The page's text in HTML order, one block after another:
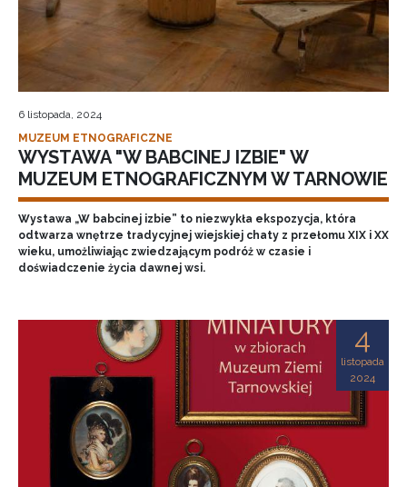
6 listopada, 2024
MUZEUM ETNOGRAFICZNE
WYSTAWA "W BABCINEJ IZBIE" W
MUZEUM ETNOGRAFICZNYM W TARNOWIE
Wystawa „W babcinej izbie” to niezwykła ekspozycja, która
odtwarza wnętrze tradycyjnej wiejskiej chaty z przełomu XIX i XX
wieku, umożliwiając zwiedzającym podróż w czasie i
doświadczenie życia dawnej wsi.
4
listopada
2024